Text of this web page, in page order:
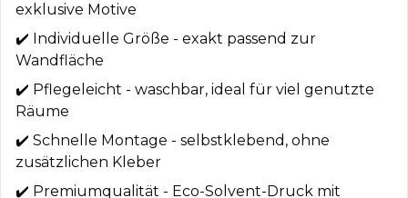
exklusive Motive
✔️ Individuelle Größe - exakt passend zur
Wandfläche
✔️ Pflegeleicht - waschbar, ideal für viel genutzte
Räume
✔️ Schnelle Montage - selbstklebend, ohne
zusätzlichen Kleber
✔️ Premiumqualität - Eco-Solvent-Druck mit